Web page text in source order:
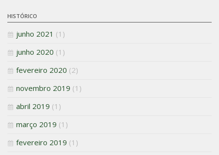
HISTÓRICO
junho 2021 (1)
junho 2020 (1)
fevereiro 2020 (2)
novembro 2019 (1)
abril 2019 (1)
março 2019 (1)
fevereiro 2019 (1)